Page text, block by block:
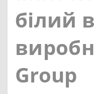
білий
Group